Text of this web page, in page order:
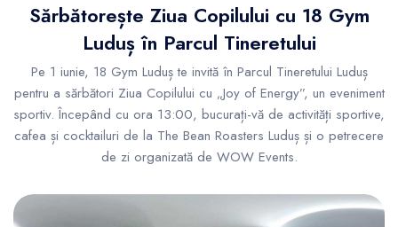
Sărbătorește Ziua Copilului cu 18 Gym
Luduș în Parcul Tineretului
Pe 1 iunie, 18 Gym Luduș te invită în Parcul Tineretului Luduș
pentru a sărbători Ziua Copilului cu „Joy of Energy”, un eveniment
sportiv. Începând cu ora 13:00, bucurați-vă de activități sportive,
cafea și cocktailuri de la The Bean Roasters Luduș și o petrecere
de zi organizată de WOW Events.